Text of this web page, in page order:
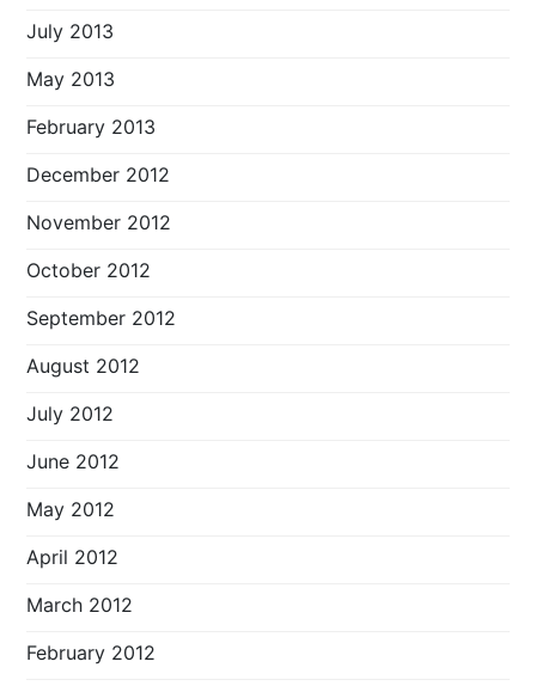
July 2013
May 2013
February 2013
December 2012
November 2012
October 2012
September 2012
August 2012
July 2012
June 2012
May 2012
April 2012
March 2012
February 2012